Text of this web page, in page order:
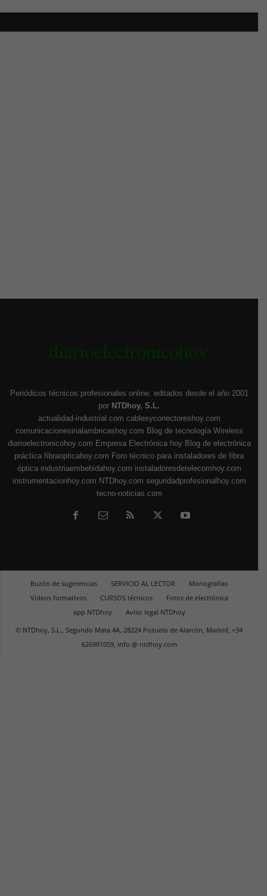
Periódicos técnicos profesionales online, editados desde el año 2001
por NTDhoy, S.L.
actualidad-industrial.com cablesyconectoreshoy.com
comunicacionesinalambricashoy.com Blog de tecnología Wireless
diarioelectronicohoy.com Empresa Electrónica hoy Blog de electrónica
práctica fibraopticahoy.com Foro técnico para instaladores de fibra
óptica industriaembebidahoy.com instaladoresdetelecomhoy.com
instrumentacionhoy.com NTDhoy.com seguridadprofesionalhoy.com
tecno-noticias.com
Buzón de sugerencias SERVICIO AL LECTOR
Monografías
Vídeos formativos
CURSOS técnicos
Foros de electrónica
app NTDhoy
Aviso legal NTDhoy
© NTDhoy, S.L., Segundo Mata 4A, 28224 Pozuelo de Alarcón, Madrid, +34
626981059, info @ ntdhoy.com